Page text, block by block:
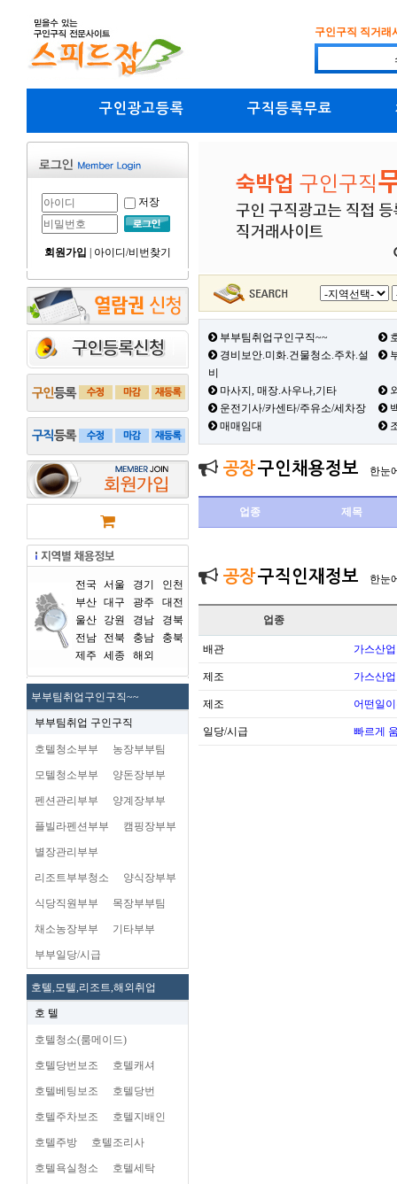
구인구직 직거래
구인광고등록 구직등록무료
저장
회원가입 아이디/비번찾기
전국 서울 경기
인천
부산 대구 광주
대전
울산
강원 경남
경북
전남
전북 충남
충북
제주
세종 해외
부부팀취업구인구직~~
부부팀취업 구인구직
호텔청소부부 농장부부팀
모텔청소부부 양돈장부부
펜션관리부부 양계장부부
플빌라펜션부부 캠핑장부부
별장관리부부
리조트부부청소 양식장부부
식당직원부부 목장부부팀
채소농장부부 기타부부
부부일당/시급
호텔,모텔,리조트,해외취업
호 텔
호텔청소(룸메이드)
호텔당번보조 호텔캐셔
호텔베팅보조 호텔당번
호텔주차보조 호텔지배인
호텔주방 호텔조리사
호텔욕실청소 호텔세탁
부부팀취업구인구직~~
경비보안.미화.건물청소.주차.설
비
마사지, 매장.사우나,기타
운전기사/카센타/주유소/세차장
매매임대
공장구인채용정보 한눈
업종 제목
공장구직인재정보 한눈
업종
배관 가스산
제조 가스산
제조 어떤일
일당/시급 빠르게